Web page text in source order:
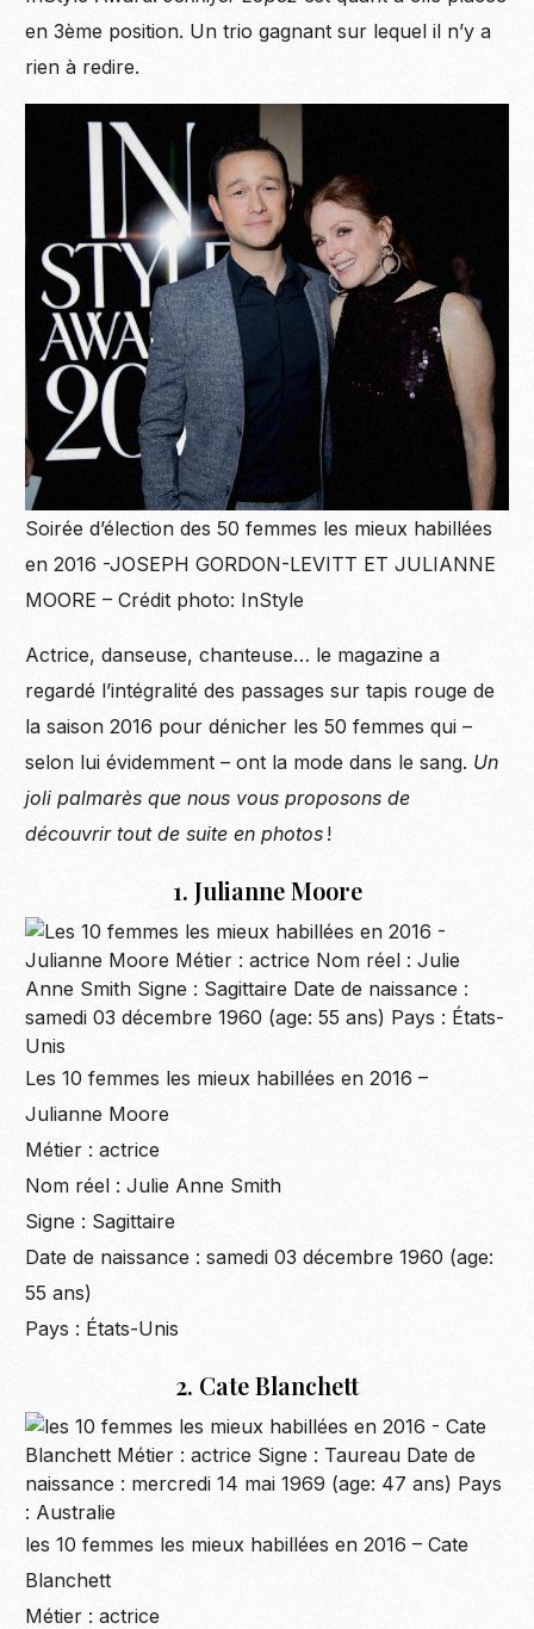
en 3ème position. Un trio gagnant sur lequel il n’y a
rien à redire.
Soirée d’élection des 50 femmes les mieux habillées
en 2016 -JOSEPH GORDON-LEVITT ET JULIANNE
MOORE – Crédit photo: InStyle
Actrice, danseuse, chan­teu­se… le maga­zine a
regardé l’intégralité des passages sur tapis rouge de
la saison 2016 pour dénicher les 50 femmes qui –
selon lui évidemment – ont la mode dans le sang. Un
joli palmarès que nous vous propo­sons de
découvrir tout de suite en photos !
1. Julianne Moore
Les 10 femmes les mieux habillées en 2016 –
Julianne Moore
Métier : actrice
Nom réel : Julie Anne Smith
Signe : Sagittaire
Date de naissance : samedi 03 décembre 1960 (age:
55 ans)
Pays : États-Unis
2. Cate Blanchett
les 10 femmes les mieux habillées en 2016 – Cate
Blanchett
Métier : actrice